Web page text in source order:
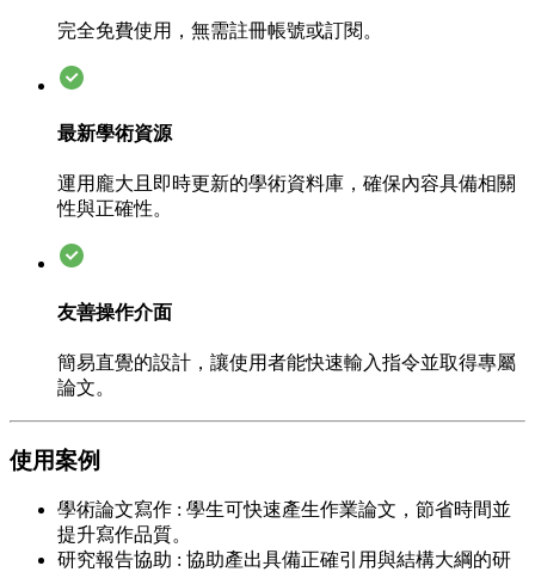
完全免費使用，無需註冊帳號或訂閱。
最新學術資源
運用龐大且即時更新的學術資料庫，確保內容具備相關
性與正確性。
友善操作介面
簡易直覺的設計，讓使用者能快速輸入指令並取得專屬
論文。
使用案例
學術論文寫作 : 學生可快速產生作業論文，節省時間並
提升寫作品質。
研究報告協助 : 協助產出具備正確引用與結構大綱的研